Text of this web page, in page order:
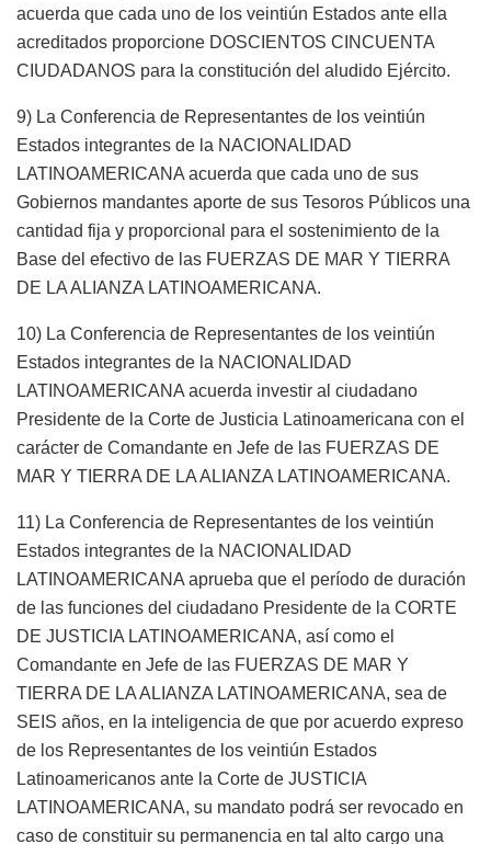
acuerda que cada uno de los veintiún Estados ante ella
acreditados proporcione DOSCIENTOS CINCUENTA
CIUDADANOS para la constitución del aludido Ejército.
9) La Conferencia de Representantes de los veintiún
Estados integrantes de la NACIONALIDAD
LATINOAMERICANA acuerda que cada uno de sus
Gobiernos mandantes aporte de sus Tesoros Públicos una
cantidad fija y proporcional para el sostenimiento de la
Base del efectivo de las FUERZAS DE MAR Y TIERRA
DE LA ALIANZA LATINOAMERICANA.
10) La Conferencia de Representantes de los veintiún
Estados integrantes de la NACIONALIDAD
LATINOAMERICANA acuerda investir al ciudadano
Presidente de la Corte de Justicia Latinoamericana con el
carácter de Comandante en Jefe de las FUERZAS DE
MAR Y TIERRA DE LA ALIANZA LATINOAMERICANA.
11) La Conferencia de Representantes de los veintiún
Estados integrantes de la NACIONALIDAD
LATINOAMERICANA aprueba que el período de duración
de las funciones del ciudadano Presidente de la CORTE
DE JUSTICIA LATINOAMERICANA, así como el
Comandante en Jefe de las FUERZAS DE MAR Y
TIERRA DE LA ALIANZA LATINOAMERICANA, sea de
SEIS años, en la inteligencia de que por acuerdo expreso
de los Representantes de los veintiún Estados
Latinoamericanos ante la Corte de JUSTICIA
LATINOAMERICANA, su mandato podrá ser revocado en
caso de constituir su permanencia en tal alto cargo una